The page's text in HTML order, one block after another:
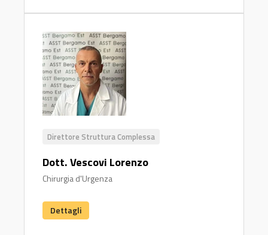
Direttore Struttura Complessa
Dott. Vescovi Lorenzo
Chirurgia d'Urgenza
Dettagli